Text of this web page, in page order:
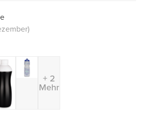
+ 2
Mehr